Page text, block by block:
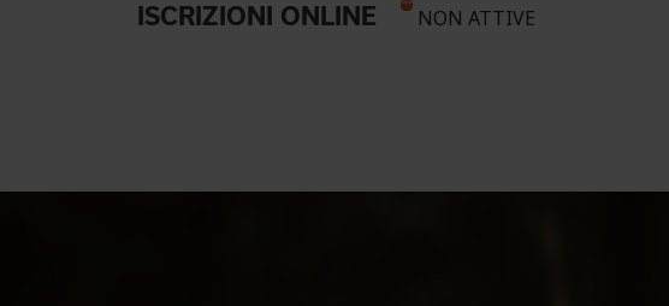
ISCRIZIONI ONLINE NON ATTIVE